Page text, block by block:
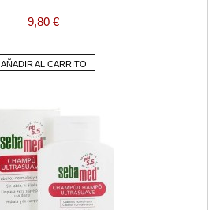
9,80 €
AÑADIR AL CARRITO